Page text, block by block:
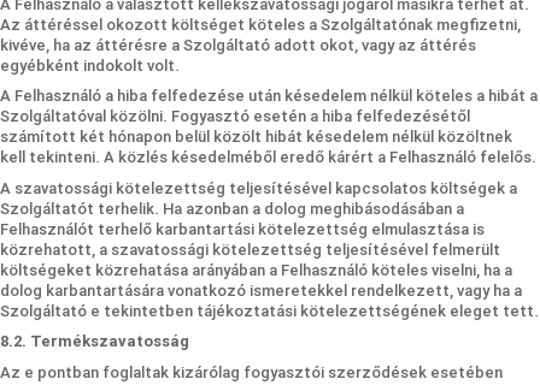
A Felhasználó a választott kellékszavatossági jogáról másikra térhet át.
Az áttéréssel okozott költséget köteles a Szolgáltatónak megfizetni,
kivéve, ha az áttérésre a Szolgáltató adott okot, vagy az áttérés
egyébként indokolt volt.
A Felhasználó a hiba felfedezése után késedelem nélkül köteles a hibát a
Szolgáltatóval közölni. Fogyasztó esetén a hiba felfedezésétől
számított két hónapon belül közölt hibát késedelem nélkül közöltnek
kell tekinteni. A közlés késedelméből eredő kárért a Felhasználó felelős.
A szavatossági kötelezettség teljesítésével kapcsolatos költségek a
Szolgáltatót terhelik. Ha azonban a dolog meghibásodásában a
Felhasználót terhelő karbantartási kötelezettség elmulasztása is
közrehatott, a szavatossági kötelezettség teljesítésével felmerült
költségeket közrehatása arányában a Felhasználó köteles viselni, ha a
dolog karbantartására vonatkozó ismeretekkel rendelkezett, vagy ha a
Szolgáltató e tekintetben tájékoztatási kötelezettségének eleget tett.
8.2. Termékszavatosság
Az e pontban foglaltak kizárólag fogyasztói szerződések esetében